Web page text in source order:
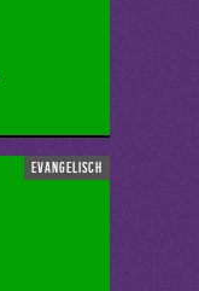
evangelisch